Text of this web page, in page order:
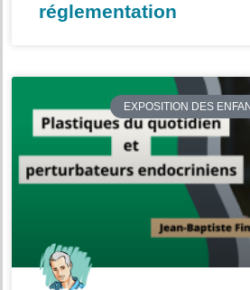
réglementation
EXPOSITION DES